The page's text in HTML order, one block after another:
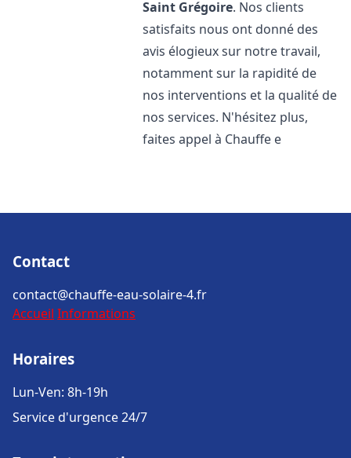
Saint Grégoire. Nos clients
satisfaits nous ont donné des
avis élogieux sur notre travail,
notamment sur la rapidité de
nos interventions et la qualité de
nos services. N'hésitez plus,
faites appel à Chauffe e
Contact
contact@chauffe-eau-solaire-4.fr
Accueil Informations
Horaires
Lun-Ven: 8h-19h
Service d'urgence 24/7